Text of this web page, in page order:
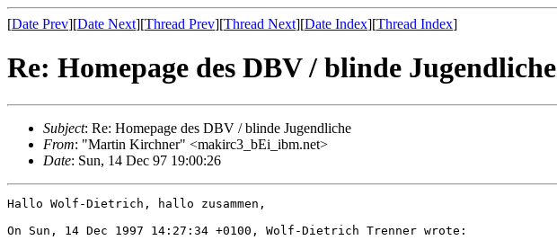
[Date Prev][Date Next][Thread Prev][Thread Next][Date Index][Thread Index]
Re: Homepage des DBV / blinde Jugendliche
Subject: Re: Homepage des DBV / blinde Jugendliche
From: "Martin Kirchner" <makirc3_bEi_ibm.net>
Date: Sun, 14 Dec 97 19:00:26
Hallo Wolf-Dietrich, hallo zusammen,
On Sun, 14 Dec 1997 14:27:34 +0100, Wolf-Dietrich Trenner wrote: